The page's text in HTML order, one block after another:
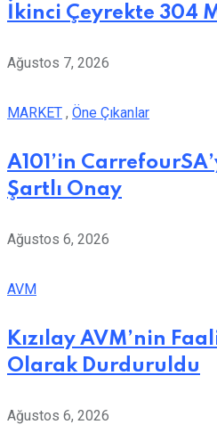
İkinci Çeyrekte 304
Ağustos 7, 2026
MARKET , Öne Çıkanlar
A101’in
Şartlı Onay
Ağustos 6, 2026
AVM
Kızılay AVM’nin
Olarak Durduruldu
Ağustos 6, 2026